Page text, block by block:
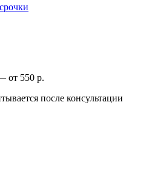
от 550 р.
после консультации